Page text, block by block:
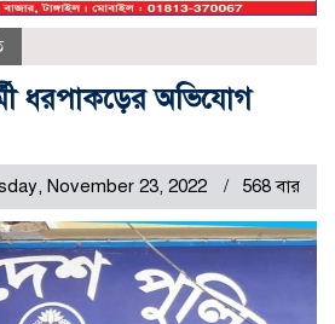
ধরপাকড়ের অভিযোগ
November 23, 2022 568 বার